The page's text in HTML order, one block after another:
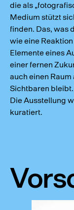
die als
Medium stützt
finden. Das, was
wie eine
Elemente eines
einer fernen
auch einen
Sichtbaren bleibt.
Die Ausstellung
kuratiert.